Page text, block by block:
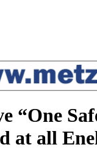
“One
at all